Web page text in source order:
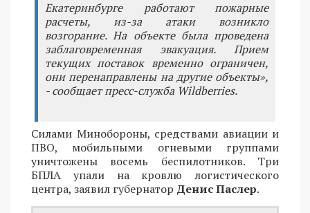
Екатеринбурге работают пожарные
расчеты, из-за атаки возникло
возгорание. На объекте была проведена
заблаговременная эвакуация. Прием
текущих поставок временно ограничен,
они перенаправлены на другие объекты»,
- сообщает пресс-служба Wildberries.
Силами Минобороны, средствами авиации и
ПВО, мобильными огневыми группами
уничтожены восемь беспилотников. Три
БПЛА упали на кровлю логистического
центра, заявил губернатор Денис Паслер.